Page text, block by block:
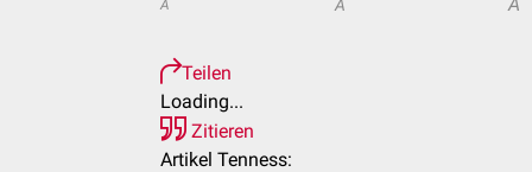
A A
Teilen
Loading...
Zitieren
Artikel Tenness: